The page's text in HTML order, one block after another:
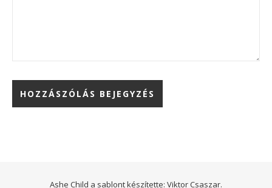
Ashe Child a sablont készítette: Viktor Csaszar.